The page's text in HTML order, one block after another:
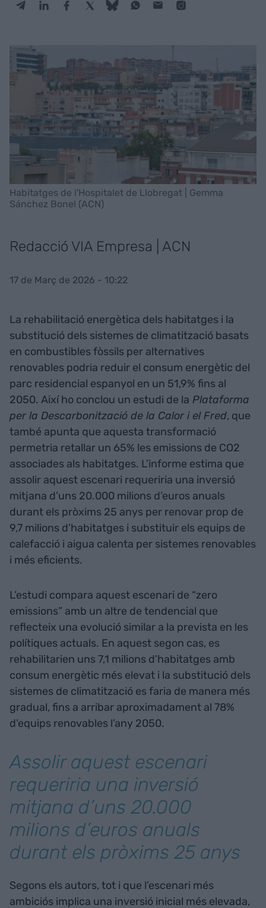
Habitatges de l'Hospitalet de Llobregat | Gemma
Sánchez Bonel (ACN)
Redacció VIA Empresa | ACN
17 de Març de 2026 - 10:22
La rehabilitació energètica dels habitatges i la
substitució dels sistemes de climatització basats
en combustibles fòssils per alternatives
renovables podria reduir el consum energètic del
parc residencial espanyol en un 51,9% fins al
2050. Així ho conclou un estudi de la Plataforma
per la Descarbonització de la Calor i el Fred, que
també apunta que aquesta transformació
permetria retallar un 65% les emissions de CO2
associades als habitatges. L’informe estima que
assolir aquest escenari requeriria una inversió
mitjana d’uns 20.000 milions d’euros anuals
durant els pròxims 25 anys per renovar prop de
9,7 milions d’habitatges i substituir els equips de
calefacció i aigua calenta per sistemes renovables
i més eficients.
L’estudi compara aquest escenari de “zero
emissions” amb un altre de tendencial que
reflecteix una evolució similar a la prevista en les
polítiques actuals. En aquest segon cas, es
rehabilitarien uns 7,1 milions d’habitatges amb
consum energètic més elevat i la substitució dels
sistemes de climatització es faria de manera més
gradual, fins a arribar aproximadament al 78%
d’equips renovables l’any 2050.
Assolir aquest escenari
requeriria una inversió
mitjana d’uns 20.000
milions d’euros anuals
durant els pròxims 25 anys
Segons els autors, tot i que l’escenari més
ambiciós implica una inversió inicial més elevada,